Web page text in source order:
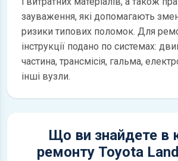
зауваження, які допомагають
ризики типових поломок. Для
інструкції подано по системах:
частина, трансмісія, гальма,
інші вузли.
Що ви знайдете в
ремонту Toyota